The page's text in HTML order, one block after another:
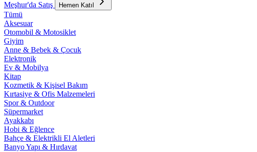
Meşhur'da Satış Hemen Katıl
Tümü
Aksesuar
Otomobil & Motosiklet
Giyim
Anne & Bebek & Çocuk
Elektronik
Ev & Mobilya
Kitap
Kozmetik & Kişisel Bakım
Kırtasiye & Ofis Malzemeleri
Spor & Outdoor
Süpermarket
Ayakkabı
Hobi & Eğlence
Bahçe & Elektrikli El Aletleri
Banyo Yapı & Hırdavat